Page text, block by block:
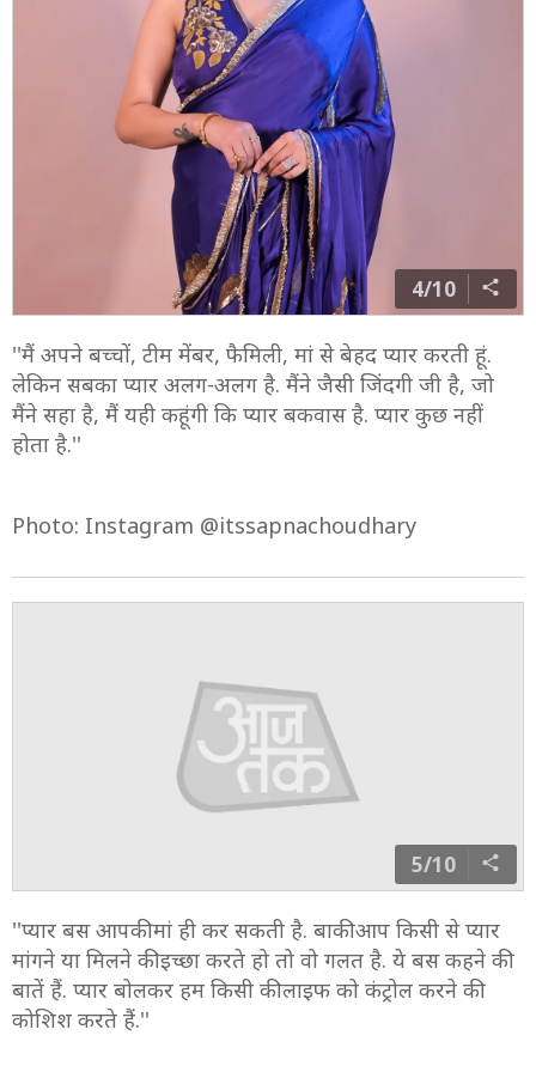
4/10
''मैं अपने बच्चों, टीम मेंबर, फैमिली, मां से बेहद प्यार करती हूं.
लेकिन सबका प्यार अलग-अलग है. मैंने जैसी जिंदगी जी है, जो
मैंने सहा है, मैं यही कहूंगी कि प्यार बकवास है. प्यार कुछ नहीं
होता है.''
Photo: Instagram @itssapnachoudhary
5/10
''प्यार बस आपकी मां ही कर सकती है. बाकी आप किसी से प्यार
मांगने या मिलने की इच्छा करते हो तो वो गलत है. ये बस कहने की
बातें हैं. प्यार बोलकर हम किसी की लाइफ को कंट्रोल करने की
कोशिश करते हैं.''